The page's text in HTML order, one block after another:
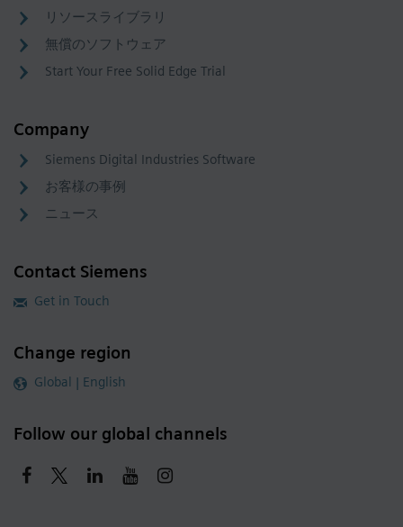
リソースライブラリ
無償のソフトウェア
Start Your Free Solid Edge Trial
Company
Siemens Digital Industries Software
お客様の事例
ニュース
Contact Siemens
Get in Touch
Change region
Global | English
Follow our global channels